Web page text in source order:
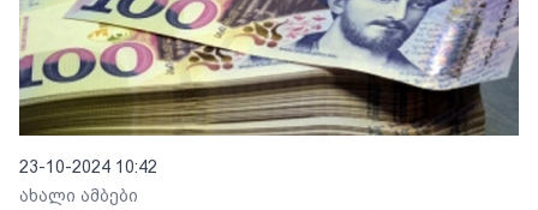
23-10-2024 10:42
ახალი ამბები